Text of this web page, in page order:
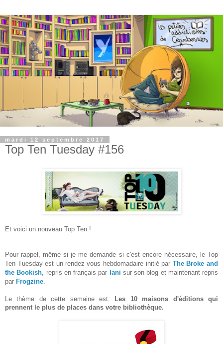
mardi 12 septembre 2017
Top Ten Tuesday #156
Et voici un nouveau Top Ten !
Pour rappel, même si je me demande si c'est encore nécessaire, le Top
Ten Tuesday est un rendez-vous hebdomadaire initié par The Broke and
the Bookish , repris en français par Iani sur son blog et maintenant repris
par Frogzine
Le thème de cette semaine est:
Les 10 maisons d'éditions qui
prennent le plus de places dans votre bibliothèque.